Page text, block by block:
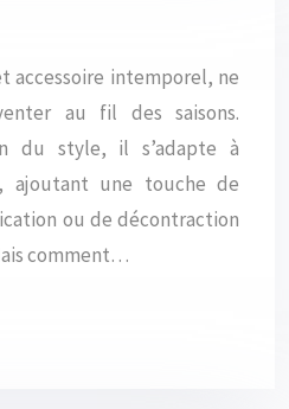
accessoire intemporel, ne
au fil des saisons.
du style, il s’adapte à
ajoutant une touche de
ou de décontraction
comment…